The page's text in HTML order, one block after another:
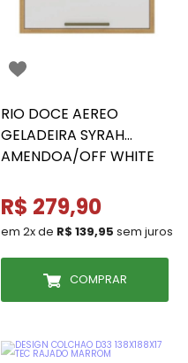
RIO DOCE AEREO
GELADEIRA SYRAH
AMENDOA/OFF WHITE
R$ 279,90
em 2x de R$ 139,95 sem juros
COMPRAR